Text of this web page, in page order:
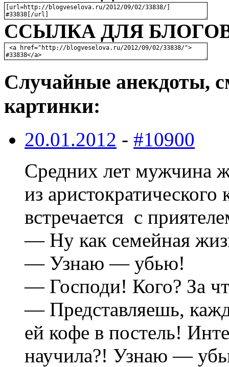
ССЫЛКА ДЛЯ БЛОГОВ
Случайные анекдоты,
картинки:
20.01.2012 - #10900
Средних лет мужчина
из аристократического
встречается с
— Ну как семейная
— Узнаю — убью!
— Господи! Кого? За
— Представляешь,
ей кофе в постель!
научила?! Узнаю —